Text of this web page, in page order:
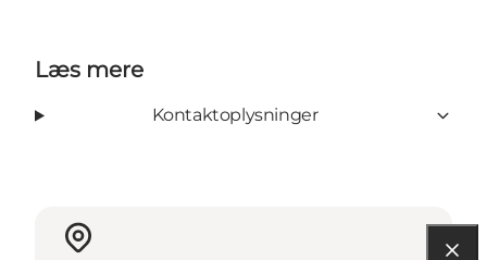
Læs mere
Kontaktoplysninger